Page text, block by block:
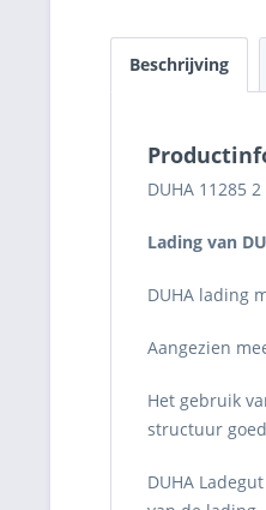
Beschrijving
DUHA 11285
Lading van
DUHA lading
Aangezien
Het gebruik
structuur
DUHA